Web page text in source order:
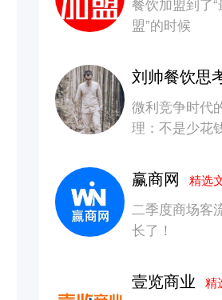
盟”的时候
刘帅餐饮
微利竞争时代
理：不是少花
赢商网精选
二季度商场客
长了！
壹览商业精